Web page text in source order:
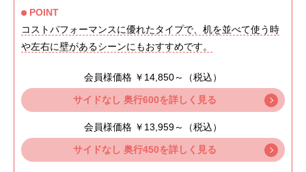
POINT
コストパフォーマンスに優れたタイプで、机を並べて使う時
や左右に壁があるシーンにもおすすめです。
会員様価格 ￥14,850～（税込）
サイドなし 奥行600を詳しく見る
会員様価格 ￥13,959～（税込）
サイドなし 奥行450を詳しく見る